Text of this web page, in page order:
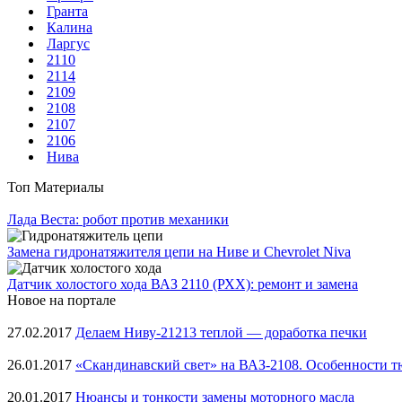
Гранта
Калина
Ларгус
2110
2114
2109
2108
2107
2106
Нива
Топ Материалы
Лада Веста: робот против механики
Замена гидронатяжителя цепи на Ниве и Chevrolet Niva
Датчик холостого хода ВАЗ 2110 (РХХ): ремонт и замена
Новое на портале
27.02.2017 Делаем Ниву-21213 теплой — доработка печки
26.01.2017 «Скандинавский свет» на ВАЗ-2108. Особенности
20.01.2017 Нюансы и тонкости замены моторного масла